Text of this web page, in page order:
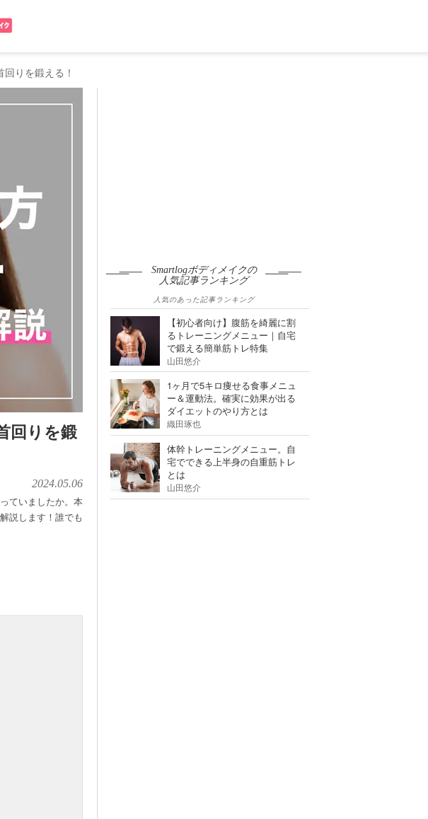
りを鍛える！
回りを鍛
2024.05.06
ていましたか。本
説します！誰でも
Smartlogボディメイクの
人気記事ランキング
人気のあった記事ランキング
【初心者向け】腹筋を綺麗に割
るトレーニングメニュー｜自宅
で鍛える簡単筋トレ特集
山田悠介
1ヶ月で5キロ痩せる食事メニュ
ー＆運動法。確実に効果が出る
ダイエットのやり方とは
織田琢也
体幹トレーニングメニュー。自
宅でできる上半身の自重筋トレ
とは
山田悠介